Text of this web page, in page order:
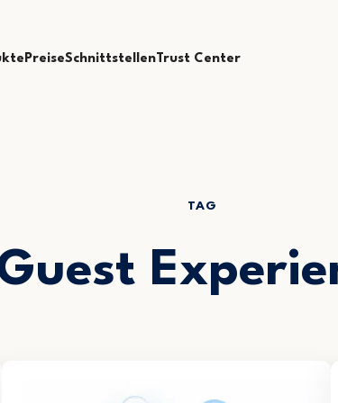
PreiseSchnittstellenTrust Center
TAG